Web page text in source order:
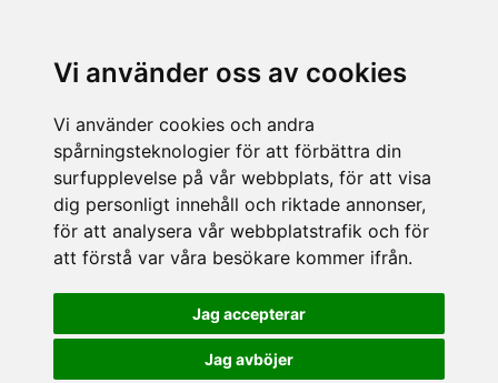
Vi använder oss av cookies
Vi använder cookies och andra
spårningsteknologier för att förbättra din
surfupplevelse på vår webbplats, för att visa
dig personligt innehåll och riktade annonser,
för att analysera vår webbplatstrafik och för
att förstå var våra besökare kommer ifrån.
Jag accepterar
Jag avböjer